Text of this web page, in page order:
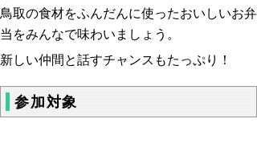
鳥取の食材をふんだんに使ったおいしいお弁
当をみんなで味わいましょう。
新しい仲間と話すチャンスもたっぷり！
参加対象